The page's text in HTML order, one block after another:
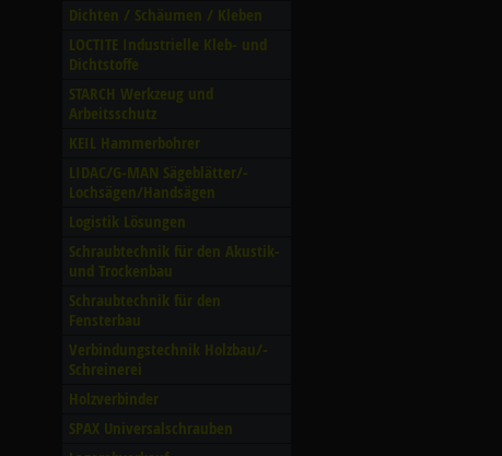
Dichten /­ Schäumen /­ Kleben
LOCTITE Industrielle Kleb- und
Dichtstoffe
STARCH Werkzeug und
Arbeitsschutz
KEIL Hammerbohrer
LIDAC/­G-MAN Sägeblätter/­
Lochsägen/­Handsägen
Logistik Lösungen
Schraubtechnik für den Akustik-
und Trockenbau
Schraubtechnik für den
Fensterbau
Verbindungstechnik Holzbau/­
Schreinerei
Holzverbinder
SPAX Universalschrauben